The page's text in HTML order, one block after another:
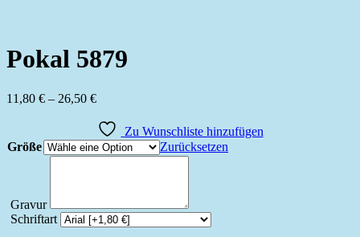
Pokal 5879
11,80 € – 26,50 €Preisspanne:
bis
26,50 €
Zu Wunschliste hinzufügen
Größe
Zurücksetzen
Gravur
Schriftart